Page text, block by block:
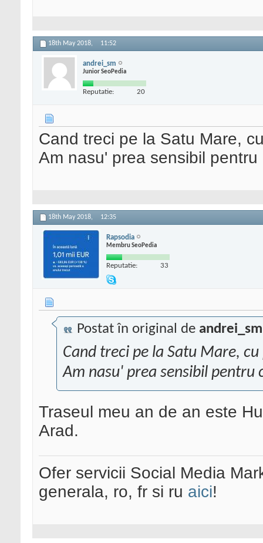
18th May 2018, 11:52
andrei_sm
Junior SeoPedia
Reputatie: 20
Cand treci pe la Satu Mare,
Am nasu' prea sensibil
18th May 2018, 12:35
Rapsodia
Membru SeoPedia
Reputatie: 33
Postat în original de andrei_sm
Cand treci pe la Satu Mare,
Am nasu' prea sensibil pentru
Traseul meu an de an este
Arad.
Ofer servicii Social Media
generala, ro, fr si ru aici!